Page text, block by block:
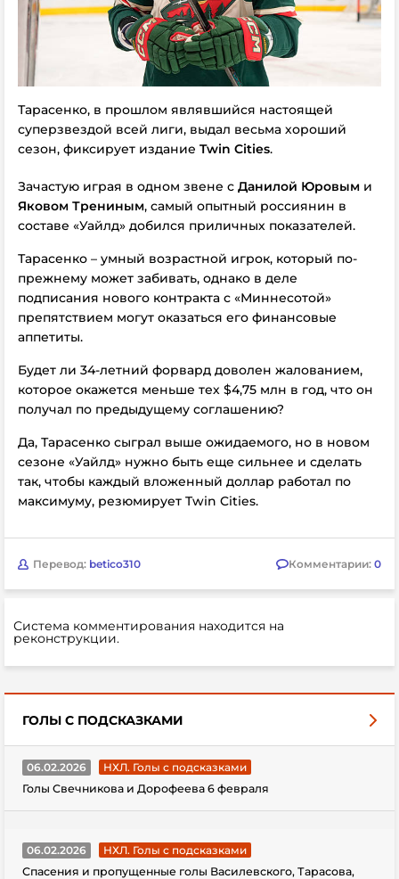
Тарасенко, в прошлом являвшийся настоящей
суперзвездой всей лиги, выдал весьма хороший
сезон, фиксирует издание Twin Cities.
Зачастую играя в одном звене с Данилой Юровым и
Яковом Трениным, самый опытный россиянин в
составе «Уайлд» добился приличных показателей.
Тарасенко – умный возрастной игрок, который по-
прежнему может забивать, однако в деле
подписания нового контракта с «Миннесотой»
препятствием могут оказаться его финансовые
аппетиты.
Будет ли 34-летний форвард доволен жалованием,
которое окажется меньше тех $4,75 млн в год, что он
получал по предыдущему соглашению?
Да, Тарасенко сыграл выше ожидаемого, но в новом
сезоне «Уайлд» нужно быть еще сильнее и сделать
так, чтобы каждый вложенный доллар работал по
максимуму, резюмирует Twin Cities.
Перевод: betico310 Комментарии: 0
Система комментирования находится на
реконструкции.
ГОЛЫ С ПОДСКАЗКАМИ
06.02.2026
НХЛ. Голы с подсказками
Голы Свечникова и Дорофеева 6 февраля
06.02.2026
НХЛ. Голы с подсказками
Спасения и пропущенные голы Василевского, Тарасова,